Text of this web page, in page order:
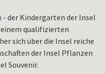
- der Kindergarten der Insel
qualifizierten
sich über die Insel reiche
der Insel Pflanzen
Souvenir.